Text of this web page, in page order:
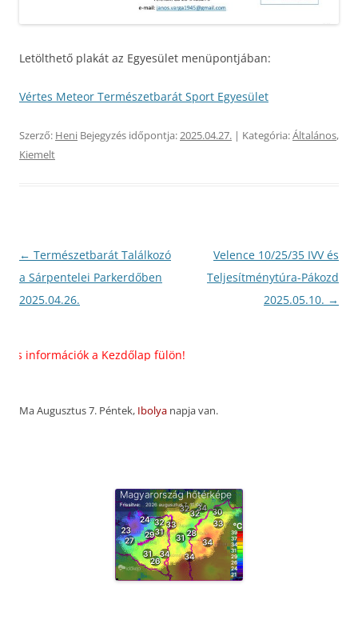
Letölthető plakát az Egyesület menüpontjában:
Vértes Meteor Természetbarát Sport Egyesület
Szerző: Heni Bejegyzés időpontja:2025.04.27. | Kategória:Általános,
Kiemelt
Bejegyzés
navigáció
← Természetbarát Találkozó
a Sárpentelei Parkerdőben
2025.04.26.
Velence 10/25/35 IVV és
Teljesítménytúra-Pákozd
2025.05.10. →
a Kezdőlap fülön!
Ma Augusztus 7. Péntek, Ibolya napja van.